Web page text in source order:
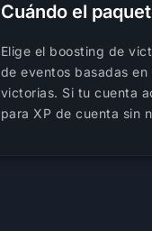
Cuándo el
Elige el boosting de
de eventos basadas
victorias. Si tu cuenta
para XP de cuenta sin